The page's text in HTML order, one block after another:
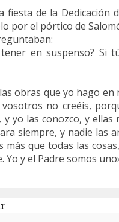
fiesta de la Dedicación
por el pórtico de
en suspenso? Si
obras que yo hago en
no creéis,
yo las conozco, y
siempre, y nadie las
más que todas las
Yo y el Padre somos